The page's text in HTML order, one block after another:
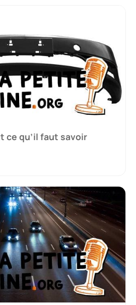
ce qu’il faut savoir